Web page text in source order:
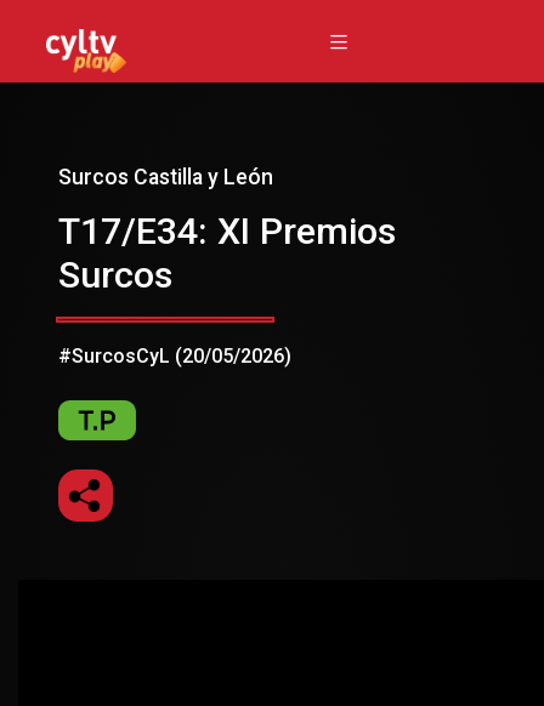
Surcos Castilla y León
T17/E34: XI Premios
Surcos
#SurcosCyL (20/05/2026)